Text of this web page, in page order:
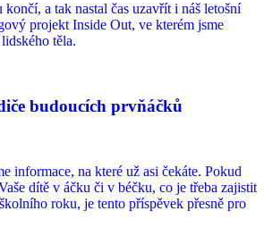
končí, a tak nastal čas uzavřít i náš letošní
projekt Inside Out, ve kterém jsme
těla.
budoucích prvňáčků
informace, na které už asi čekáte. Pokud
dítě v áčku či v béčku, co je třeba zajistit
roku, je tento příspěvek přesně pro